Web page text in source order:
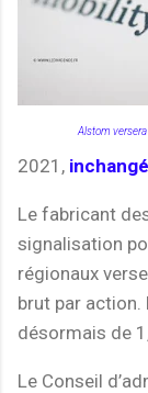
Alstom versera
2021, inchangé
Le fabricant
signalisation
régionaux
brut par
désormais de
Le Conseil